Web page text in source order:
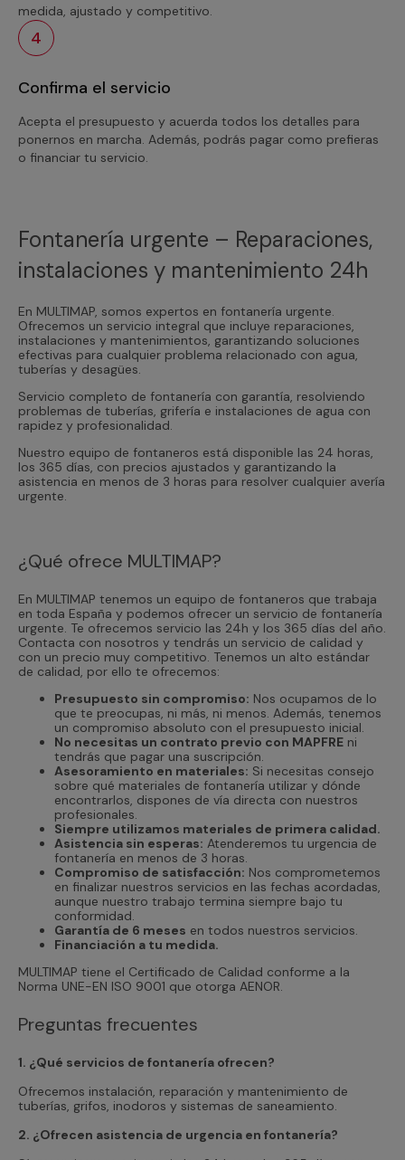
medida, ajustado y competitivo.
4
Confirma el servicio
Acepta el presupuesto y acuerda todos los detalles para
ponernos en marcha. Además, podrás pagar como prefieras
o financiar tu servicio.
Fontanería urgente – Reparaciones,
instalaciones y mantenimiento 24h
En MULTIMAP, somos expertos en fontanería urgente.
Ofrecemos un servicio integral que incluye reparaciones,
instalaciones y mantenimientos, garantizando soluciones
efectivas para cualquier problema relacionado con agua,
tuberías y desagües.
Servicio completo de fontanería con garantía, resolviendo
problemas de tuberías, grifería e instalaciones de agua con
rapidez y profesionalidad.
Nuestro equipo de fontaneros está disponible las 24 horas,
los 365 días, con precios ajustados y garantizando la
asistencia en menos de 3 horas para resolver cualquier avería
urgente.
¿Qué ofrece MULTIMAP?
En MULTIMAP tenemos un equipo de fontaneros que trabaja
en toda España y podemos ofrecer un servicio de fontanería
urgente. Te ofrecemos servicio las 24h y los 365 días del año.
Contacta con nosotros y tendrás un servicio de calidad y
con un precio muy competitivo. Tenemos un alto estándar
de calidad, por ello te ofrecemos:
Presupuesto sin compromiso: Nos ocupamos de lo
que te preocupas, ni más, ni menos. Además, tenemos
un compromiso absoluto con el presupuesto inicial.
No necesitas un contrato previo con MAPFRE ni
tendrás que pagar una suscripción.
Asesoramiento en materiales: Si necesitas consejo
sobre qué materiales de fontanería utilizar y dónde
encontrarlos, dispones de vía directa con nuestros
profesionales.
Siempre utilizamos materiales de primera calidad.
Asistencia sin esperas: Atenderemos tu urgencia de
fontanería en menos de 3 horas.
Compromiso de satisfacción: Nos comprometemos
en finalizar nuestros servicios en las fechas acordadas,
aunque nuestro trabajo termina siempre bajo tu
conformidad.
Garantía de 6 meses en todos nuestros servicios.
Financiación a tu medida.
MULTIMAP tiene el Certificado de Calidad conforme a la
Norma UNE-EN ISO 9001 que otorga AENOR.
Preguntas frecuentes
1. ¿Qué servicios de fontanería ofrecen?
Ofrecemos instalación, reparación y mantenimiento de
tuberías, grifos, inodoros y sistemas de saneamiento.
2. ¿Ofrecen asistencia de urgencia en fontanería?